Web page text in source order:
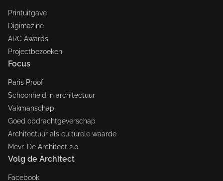
Printuitgave
Digimazine
ARC Awards
Projectbezoeken
Focus
Paris Proof
Schoonheid in architectuur
Vakmanschap
Goed opdrachtgeverschap
Architectuur als culturele waarde
Mevr. De Architect 2.0
Volg de Architect
Facebook